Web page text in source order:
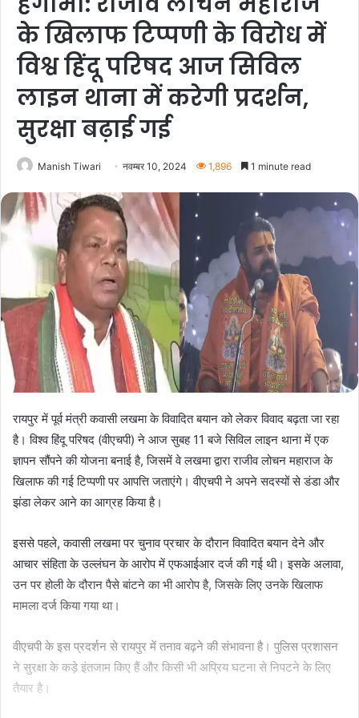
के खिलाफ टिप्पणी के विरोध में
विश्व हिंदू परिषद आज सिविल
लाइन थाना में करेगी प्रदर्शन,
सुरक्षा बढ़ाई गई
Manish Tiwari नवम्बर 10, 2024 1,896 1 minute read
रायपुर में पूर्व मंत्री कवासी लखमा के विवादित बयान को लेकर विवाद बढ़ता जा रहा
है। विश्व हिंदू परिषद (वीएचपी) ने आज सुबह 11 बजे सिविल लाइन थाना में एक
ज्ञापन सौंपने की योजना बनाई है, जिसमें वे लखमा द्वारा राजीव लोचन महाराज के
खिलाफ की गई टिप्पणी पर आपत्ति जताएंगे। वीएचपी ने अपने सदस्यों से डंडा और
झंडा लेकर आने का आग्रह किया है।
इससे पहले, कवासी लखमा पर चुनाव प्रचार के दौरान विवादित बयान देने और
आचार संहिता के उल्लंघन के आरोप में एफआईआर दर्ज की गई थी। इसके अलावा,
उन पर होली के दौरान पैसे बांटने का भी आरोप है, जिसके लिए उनके खिलाफ
मामला दर्ज किया गया था।
वीएचपी के इस प्रदर्शन से रायपुर में तनाव बढ़ने की संभावना है। पुलिस प्रशासन
ने सुरक्षा के कड़े इंतजाम किए हैं और किसी भी अप्रिय घटना से निपटने के लिए
तैयार है।